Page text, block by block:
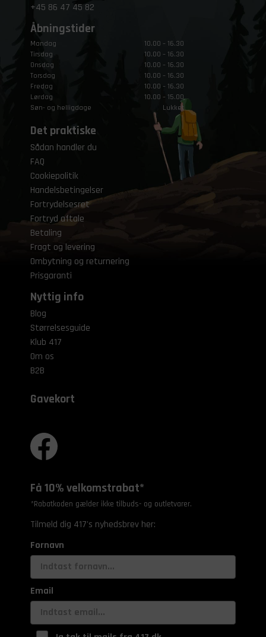
+45 86 47 45 82
Åbningstider
Mandag
10.00 – 16.30
Tirsdag
10.00 – 16.30
Onsdag
10.00 – 16.30
Torsdag
10.00 – 16.30
Fredag
10.00 – 16.30
Lørdag
10.00 – 15.00
Søn- og helligdage
Lukket
Det praktiske
Sådan handler du
FAQ
Cookiepolitik
Handelsbetingelser
Fortrydelsesret
Fortryd aftale
Betaling
Fragt og levering
Ombytning og returnering
Prisgaranti
Nyttig info
Blog
Størrelsesguide
Klub 417
Om os
B2B
Gavekort
Få 10% velkomstrabat*
*Rabatkoden gælder ikke tilbuds- og outletvarer.
Tilmeld dig 417's nyhedsbrev her:
Fornavn
Email